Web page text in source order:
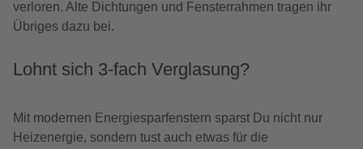
verloren. Alte Dichtungen und Fensterrahmen tragen ihr
Übriges dazu bei.
Lohnt sich 3-fach Verglasung?
Mit modernen Energiesparfenstern sparst Du nicht nur
Heizenergie, sondern tust auch etwas für die